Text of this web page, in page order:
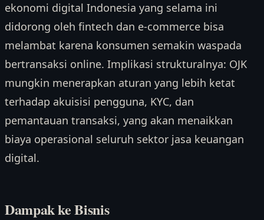
ekonomi digital Indonesia yang selama ini
didorong oleh fintech dan e-commerce bisa
melambat karena konsumen semakin waspada
bertransaksi online. Implikasi strukturalnya: OJK
mungkin menerapkan aturan yang lebih ketat
terhadap akuisisi pengguna, KYC, dan
pemantauan transaksi, yang akan menaikkan
biaya operasional seluruh sektor jasa keuangan
digital.
Dampak ke Bisnis